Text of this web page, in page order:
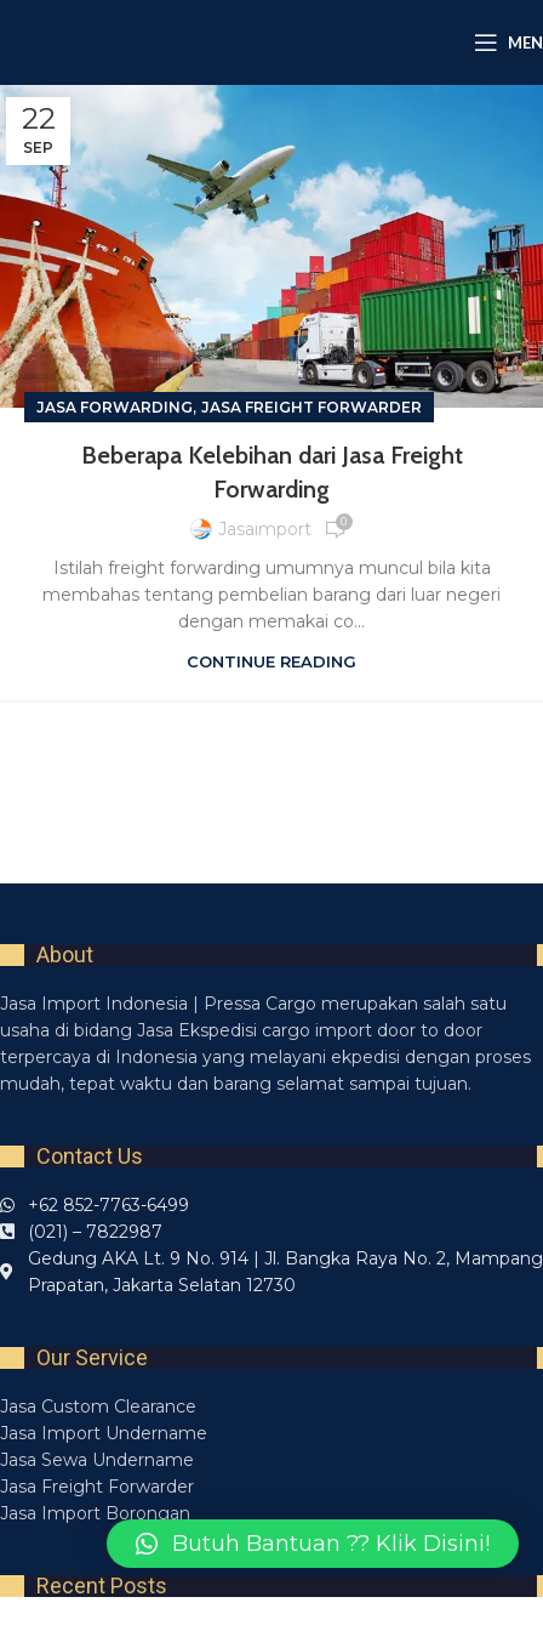
22
SEP
JASA FORWARDING, JASA FREIGHT FORWARDER
Beberapa Kelebihan dari Jasa Freight
Forwarding
Jasaimport 0
Istilah freight forwarding umumnya muncul bila kita
membahas tentang pembelian barang dari luar negeri
dengan memakai co...
CONTINUE READING
About
Jasa Import Indonesia | Pressa Cargo merupakan salah satu
usaha di bidang Jasa Ekspedisi cargo import door to door
terpercaya di Indonesia yang melayani ekpedisi dengan proses
mudah, tepat waktu dan barang selamat sampai tujuan.
Contact Us
+62 852-7763-6499
(021) – 7822987
Gedung AKA Lt. 9 No. 914 | Jl. Bangka Raya No. 2, Mampang
Prapatan, Jakarta Selatan 12730
Our Service
Jasa Custom Clearance
Jasa Import Undername
Jasa Sewa Undername
Jasa Freight Forwarder
Jasa Import Borongan
Recent Posts
Butuh Bantuan ?? Klik Disini!